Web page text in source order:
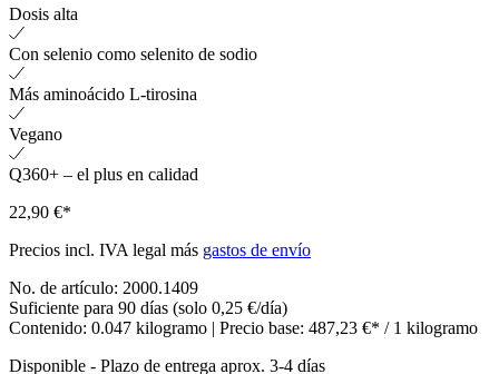
Dosis alta
Con selenio como selenito de sodio
Más aminoácido L-tirosina
Vegano
Q360+ – el plus en calidad
22,90 €*
Precios incl. IVA legal más gastos de envío
No. de artículo: 2000.1409
Suficiente para 90 días (solo 0,25 €/día)
Contenido: 0.047 kilogramo | Precio base: 487,23 €* / 1 kilogramo
Disponible - Plazo de entrega aprox. 3-4 días